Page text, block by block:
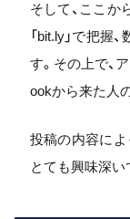
そして、ここか
「bit.ly」で把握
す。その上で、
ookから来た人
投稿の内容によ
とても興味深い